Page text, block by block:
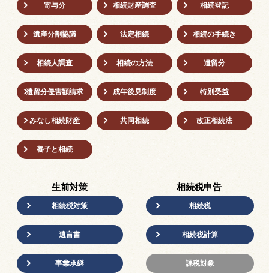
寄与分 相続財産調査 相続登記
遺産分割協議 法定相続 相続の⼿続き
相続人調査 相続の方法 遺留分
遺留分侵害額請求 成年後⾒制度 特別受益
みなし相続財産 共同相続 改正相続法
養子と相続
生前対策
相続税対策
遺言書
事業承継
相続税申告
相続税
相続税計算
課税対象